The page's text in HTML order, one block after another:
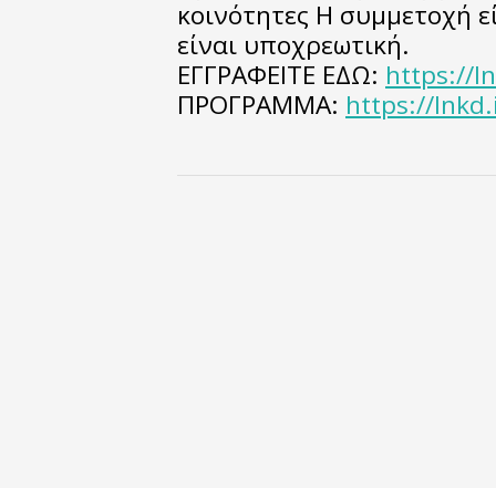
κοινότητες Η συμμετοχή
είναι υποχρεωτική.
ΕΓΓΡΑΦΕΙΤΕ ΕΔΩ: https://
ΠΡΟΓΡΑΜΜΑ: https://